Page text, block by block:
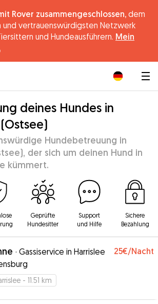
Rover zusammengeschlossen, dem
vertrauenswürdigsten Netzwerk
und Hundeausführern. Mein
deines Hundes in
Hundebetreuung in
der sich um deinen Hund in
kümmert.
Geprüfte
Hundesitter
Support
und Hilfe
Sichere
Bezahlung
· Gassiservice in Harrislee
25€/Nacht
- 11.51 km